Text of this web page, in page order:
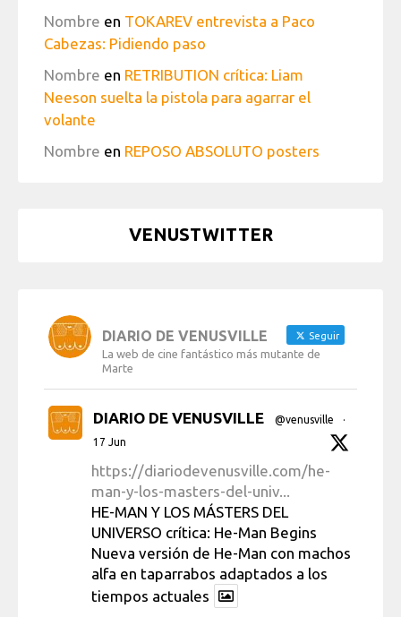
Nombre en TOKAREV entrevista a Paco
Cabezas: Pidiendo paso
Nombre en RETRIBUTION crítica: Liam
Neeson suelta la pistola para agarrar el
volante
Nombre en REPOSO ABSOLUTO posters
VENUSTWITTER
DIARIO DE VENUSVILLE Seguir
La web de cine fantástico más mutante de
Marte
DIARIO DE VENUSVILLE @venusville
·
17 Jun
https://diariodevenusville.com/he-
man-y-los-masters-del-univ...
HE-MAN Y LOS MÁSTERS DEL
UNIVERSO crítica: He-Man Begins
Nueva versión de He-Man con machos
alfa en taparrabos adaptados a los
tiempos actuales